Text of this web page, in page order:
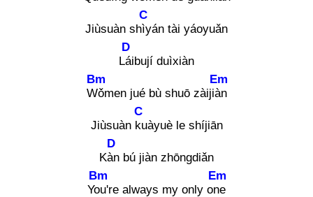
Jiùsuàn shìy
C
án tài yáoyuǎn
Lái
D
bují duìxiàn
Wǒ
Bm
men jué bù shuō zàijiàn
Em
Jiùsuàn ku
C
àyuè le shíjiān
Kàn
D
bú jiàn zhōngdiǎn
You
Bm
're always my only one
Em